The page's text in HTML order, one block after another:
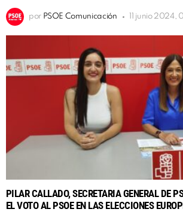
por PSOE Comunicación 11 junio 2024,
PILAR CALLADO, SECRETARIA GENERAL DE
EL VOTO AL PSOE EN LAS ELECCIONES